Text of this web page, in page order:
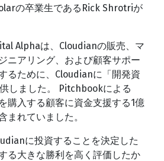
の卒業生であるRick Shrotriが
Alphaは、Cloudianの販売、マ
ニアリング、および顧客サポー
るために、Cloudianに「開発資
しました。 Pitchbookによる
購入する顧客に資金支援する1億
まれていました。
に投資することを決定した
る大きな勝利を高く評価したか